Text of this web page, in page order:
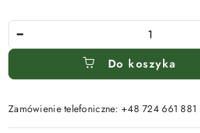
Do koszyka
Zamówienie telefoniczne: +48 724 661 881